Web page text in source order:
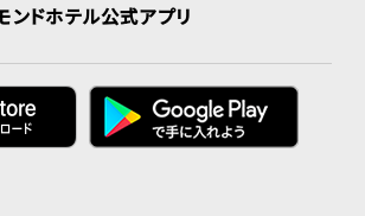
ンドホテル公式アプリ